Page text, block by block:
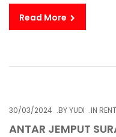
Read More
30/03/2024 BYYUDI IN
ANTAR JEMPUT